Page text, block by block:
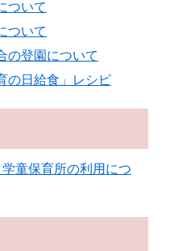
ついて
ついて
の登園について
の日給食」レシピ
童保育所の利用につ